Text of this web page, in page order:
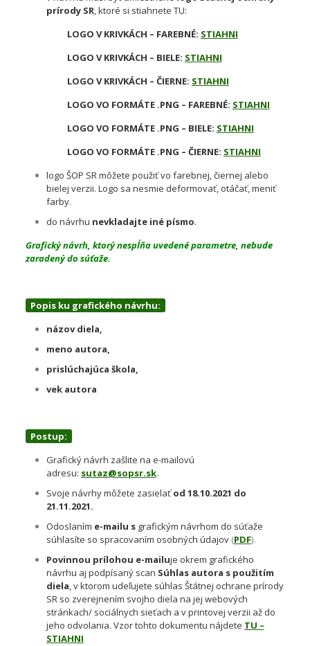
prírody SR, ktoré si stiahnete TU:
LOGO V KRIVKÁCH – FAREBNÉ: STIAHNI
LOGO V KRIVKÁCH – BIELE: STIAHNI
LOGO V KRIVKÁCH – ČIERNE: STIAHNI
LOGO VO FORMÁTE .PNG – FAREBNÉ: STIAHNI
LOGO VO FORMÁTE .PNG – BIELE: STIAHNI
LOGO VO FORMÁTE .PNG – ČIERNE: STIAHNI
logo ŠOP SR môžete použiť vo farebnej, čiernej alebo
bielej verzii. Logo sa nesmie deformovať, otáčať, meniť
farby.
do návrhu nevkladajte iné písmo.
Grafický návrh, ktorý nespĺňa uvedené parametre, nebude
zaradený do súťaže.
Popis ku grafického návrhu:
názov diela,
meno autora,
prislúchajúca škola,
vek autora
Postup:
Grafický návrh zašlite na e-mailovú
adresu: sutaz@sopsr.sk.
Svoje návrhy môžete zasielaťod 18.10.2021 do
21.11.2021.
Odoslaním e-mailu s grafickým návrhom do súťaže
súhlasíte so spracovaním osobných údajov(PDF).
Povinnou prílohou e-mailuje okrem grafického
návrhu aj podpísaný scan Súhlas autora s použitím
diela, v ktorom udeľujete súhlas Štátnej ochrane prírody
SR so zverejnením svojho diela na jej webových
stránkach/ sociálnych sieťach a v printovej verzii až do
jeho odvolania. Vzor tohto dokumentu nájdete TU –
STIAHNI